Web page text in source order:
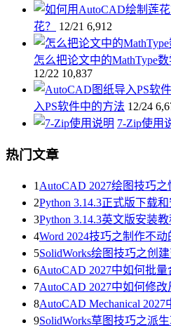
花？
12/21 6,912
怎么把论文中的MathType
12/22 10,837
入PS软件中的方法 12/24
7-Zip使用
热门文章
1 AutoCAD 2027绘图技巧
2Python 3.14.3正式版下载
3Python 3.14.3英文版安装
4Word 2024技巧之制作不
5SolidWorks绘图技巧之创
6AutoCAD 2027中如何批量
7AutoCAD 2027中如何修改
8AutoCAD Mechanical
9SolidWorks草图技巧之派